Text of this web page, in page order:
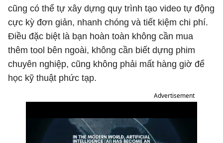
cũng có thể tự xây dựng quy trình tạo video tự động
cực kỳ đơn giản, nhanh chóng và tiết kiệm chi phí.
Điều đặc biệt là bạn hoàn toàn không cần mua
thêm tool bên ngoài, không cần biết dựng phim
chuyên nghiệp, cũng không phải mất hàng giờ để
học kỹ thuật phức tạp.
Advertisement